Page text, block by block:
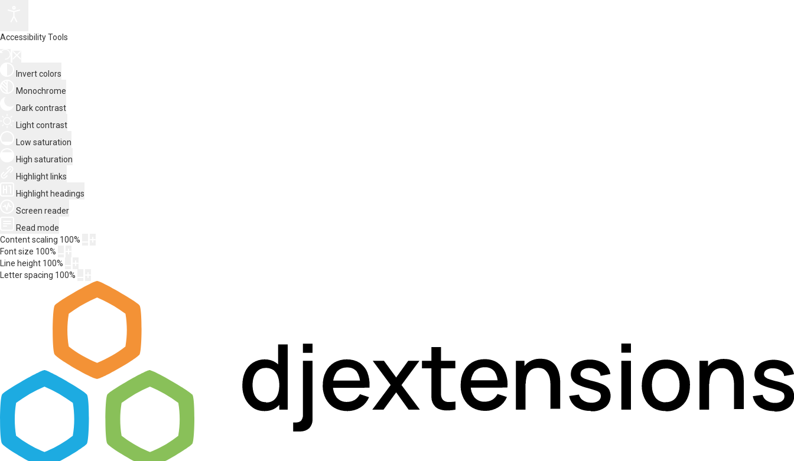
Accessibility Tools
Invert colors
Monochrome
Dark contrast
Light contrast
Low saturation
High saturation
Highlight links
Highlight headings
Screen reader
Read mode
Content scaling 100%
Font size 100%
Line height 100%
Letter spacing 100%